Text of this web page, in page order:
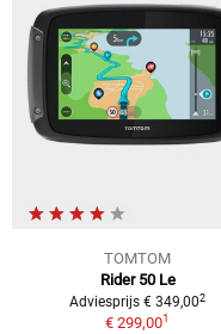
TOMTOM
Rider 50 Le
Adviesprijs € 349,002
€ 299,001